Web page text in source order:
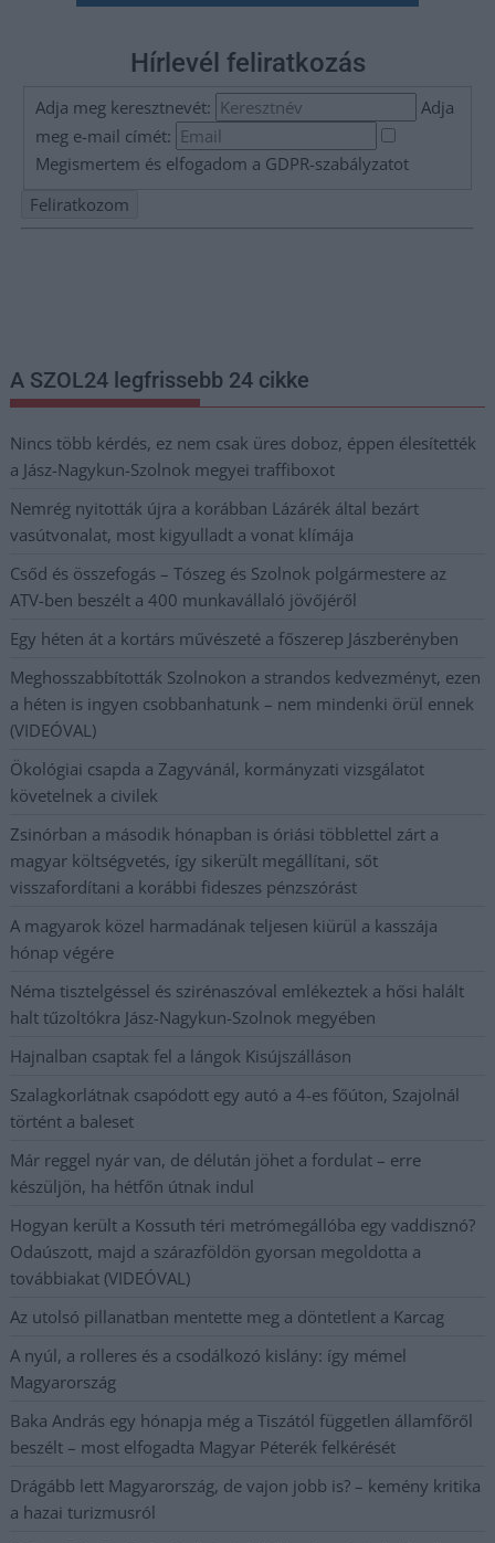
Hírlevél feliratkozás
Adja meg keresztnevét:
Adja
meg e-mail címét:
Megismertem és elfogadom a GDPR-szabályzatot
A SZOL24 legfrissebb 24 cikke
Nincs több kérdés, ez nem csak üres doboz, éppen élesítették
a Jász-Nagykun-Szolnok megyei traffiboxot
Nemrég nyitották újra a korábban Lázárék által bezárt
vasútvonalat, most kigyulladt a vonat klímája
Csőd és összefogás – Tószeg és Szolnok polgármestere az
ATV-ben beszélt a 400 munkavállaló jövőjéről
Egy héten át a kortárs művészeté a főszerep Jászberényben
Meghosszabbították Szolnokon a strandos kedvezményt, ezen
a héten is ingyen csobbanhatunk – nem mindenki örül ennek
(VIDEÓVAL)
Ökológiai csapda a Zagyvánál, kormányzati vizsgálatot
követelnek a civilek
Zsinórban a második hónapban is óriási többlettel zárt a
magyar költségvetés, így sikerült megállítani, sőt
visszafordítani a korábbi fideszes pénzszórást
A magyarok közel harmadának teljesen kiürül a kasszája
hónap végére
Néma tisztelgéssel és szirénaszóval emlékeztek a hősi halált
halt tűzoltókra Jász-Nagykun-Szolnok megyében
Hajnalban csaptak fel a lángok Kisújszálláson
Szalagkorlátnak csapódott egy autó a 4-es főúton, Szajolnál
történt a baleset
Már reggel nyár van, de délután jöhet a fordulat – erre
készüljön, ha hétfőn útnak indul
Hogyan került a Kossuth téri metrómegállóba egy vaddisznó?
Odaúszott, majd a szárazföldön gyorsan megoldotta a
továbbiakat (VIDEÓVAL)
Az utolsó pillanatban mentette meg a döntetlent a Karcag
A nyúl, a rolleres és a csodálkozó kislány: így mémel
Magyarország
Baka András egy hónapja még a Tiszától független államfőről
beszélt – most elfogadta Magyar Péterék felkérését
Drágább lett Magyarország, de vajon jobb is? – kemény kritika
a hazai turizmusról